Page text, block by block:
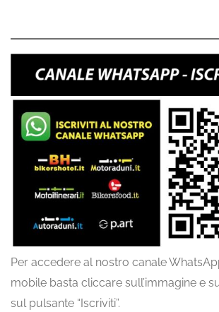
Per accedere al nostro canale
mobile basta cliccare sull’immagine e
sul pulsante “Iscriviti”.